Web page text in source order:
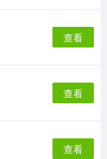
查看
查看
查看